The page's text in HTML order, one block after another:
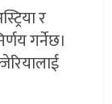
र
गर्नेछ।